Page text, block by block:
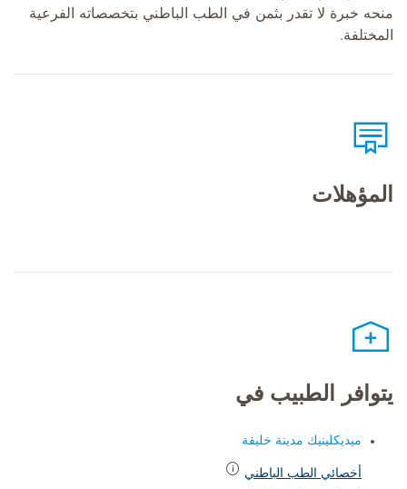
منحه خبرة لا تقدر بثمن في الطب الباطني بتخصصاته الفرعية
المختلفة.
المؤهلات
يتوافر الطبيب في
ميديكلينيك مدينة خليفة
أخصائي الطب الباطني